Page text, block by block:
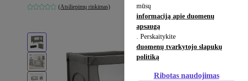
mūsų
informaciją apie duomenų
apsaugą
. Perskaitykite
duomenų tvarkytojo slapukų
politiką
Ribotas naudojimas
(Atsiliepimų rinkimas)